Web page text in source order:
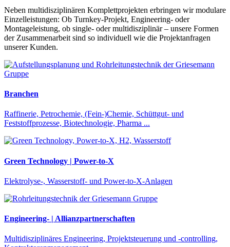
Neben multidisziplinären Komplettprojekten erbringen wir modulare
Einzelleistungen: Ob Turnkey-Projekt, Engineering- oder
Montageleistung, ob single- oder multidisziplinär – unsere Formen
der Zusammenarbeit sind so individuell wie die Projektanfragen
unserer Kunden.
Branchen
Raffinerie, Petrochemie, (Fein-)Chemie, Schüttgut- und
Feststoffprozesse, Biotechnologie, Pharma ...
Green Technology | Power-to-X
Elektrolyse-, Wasserstoff- und Power-to-X-Anlagen
Engineering- | Allianzpartnerschaften
Multidisziplinäres Engineering, Projektsteuerung und -controlling,